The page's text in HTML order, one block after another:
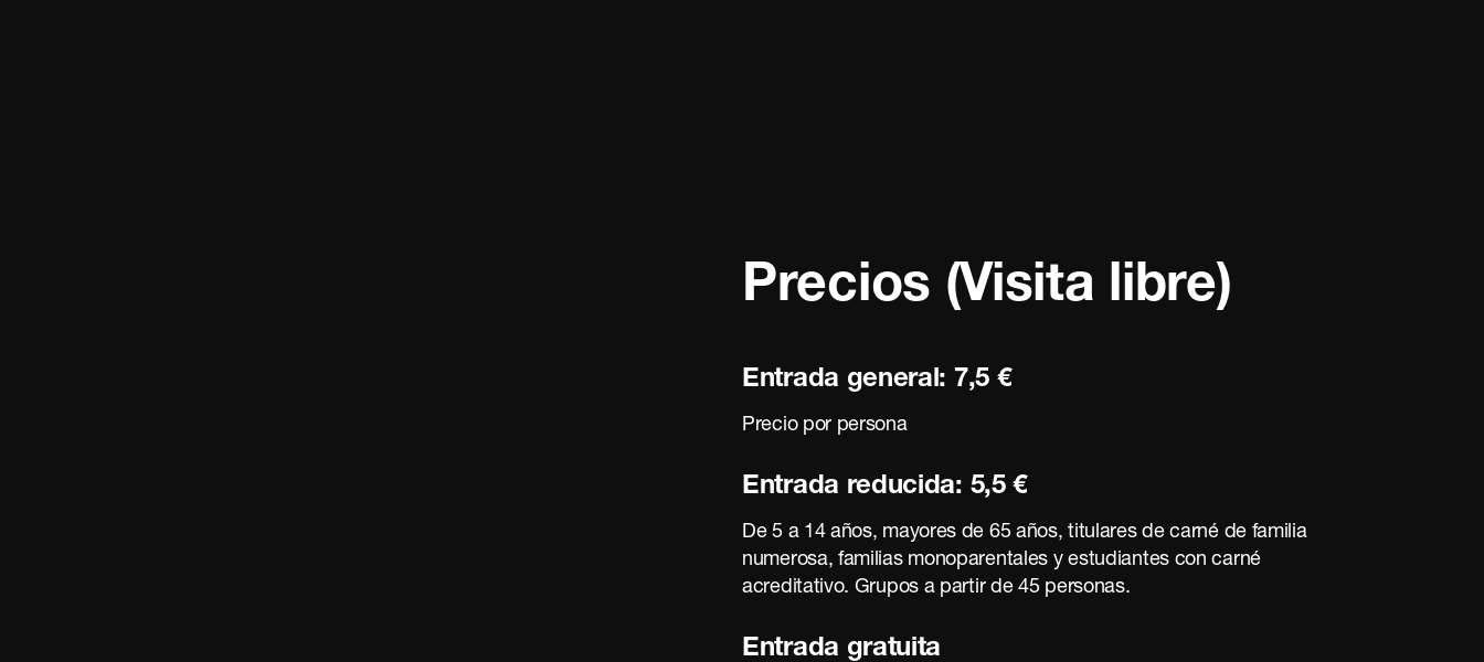
Precios (Visita libre)
Entrada general: 7,5 €
Precio por persona
Entrada reducida: 5,5 €
De 5 a 14 años, mayores de 65 años, titulares de carné de familia
numerosa, familias monoparentales y estudiantes con carné
acreditativo. Grupos a partir de 45 personas.
Entrada gratuita